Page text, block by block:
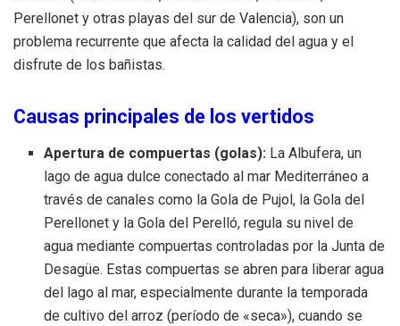
Perellonet y otras playas del sur de Valencia), son un
problema recurrente que afecta la calidad del agua y el
disfrute de los bañistas.
Causas principales de los vertidos
Apertura de compuertas (golas): La Albufera, un
lago de agua dulce conectado al mar Mediterráneo a
través de canales como la Gola de Pujol, la Gola del
Perellonet y la Gola del Perelló, regula su nivel de
agua mediante compuertas controladas por la Junta de
Desagüe. Estas compuertas se abren para liberar agua
del lago al mar, especialmente durante la temporada
de cultivo del arroz (período de «seca»), cuando se